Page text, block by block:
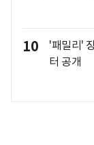
10
'패밀리'
터 공개